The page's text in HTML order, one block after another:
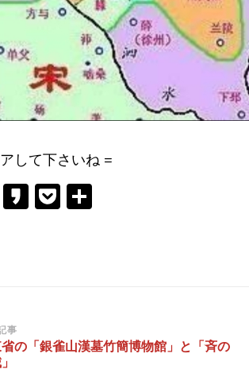
して下さいね =
WeChat
KakaoPocket
事
の「銀雀山漢墓竹簡博物館」と「斉の